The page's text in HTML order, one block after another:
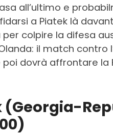
all’ultimo e
a Piatek là
colpire la difesa
il match contro
dovrà affrontare la
(Georgia-